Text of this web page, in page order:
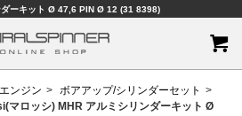
ーキット Ø 47,6 PIN Ø 12 (31 8398)
エンジン
ボアアップ/シリンダーセット
マロッシ) MHR アルミシリンダーキット Ø